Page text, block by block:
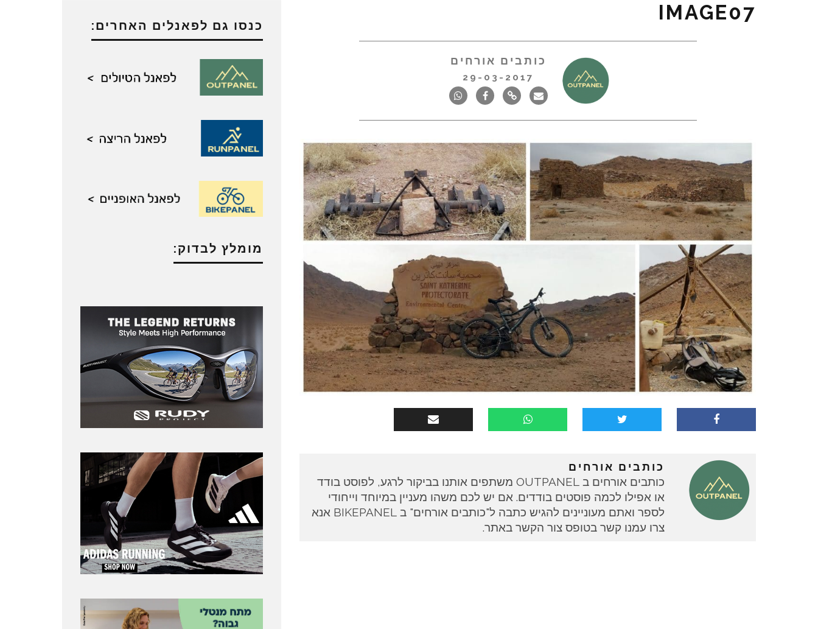
IMAGE07
כותבים אורחים
29-03-2017
כותבים אורחים
כותבים אורחים ב OUTPANEL משתפים אותנו בביקור לרגע, לפוסט בודד
או אפילו לכמה פוסטים בודדים. אם יש לכם משהו מעניין במיוחד וייחודי
לספר ואתם מעוניינים להגיש כתבה ל"כותבים אורחים" ב BIKEPANEL אנא
צרו עמנו קשר בטופס צור הקשר באתר.
כנסו גם לפאנלים האחרים:
מומלץ לבדוק: